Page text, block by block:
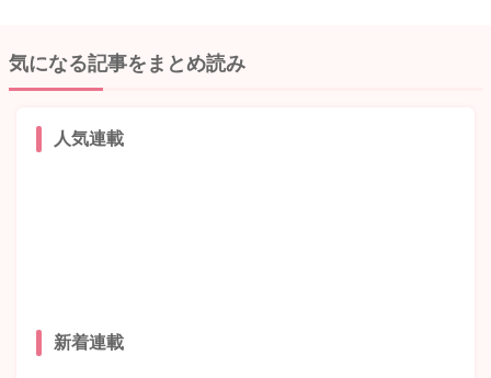
気になる記事をまとめ読み
人気連載
新着連載